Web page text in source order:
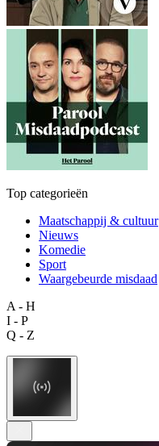
Top categorieën
Maatschappij & cultuur
Nieuws
Komedie
Sport
Waargebeurde misdaad
A - H
I - P
Q - Z